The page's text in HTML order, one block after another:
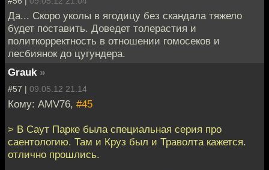
Да... Скоро уколы в ягодицу без скандала тяжело
будет поставить. Доведет толерастия и
политкорректность в отношении гомосеков и
лесбиянок до цугундера.
Grauk »
#57 | 09.05.12 21:14
Кому: AMV76, #45
> В Саут Парке была специальная серия про
саентологию. Там и Круз был и Траволта кажется.
отлично прошлись.